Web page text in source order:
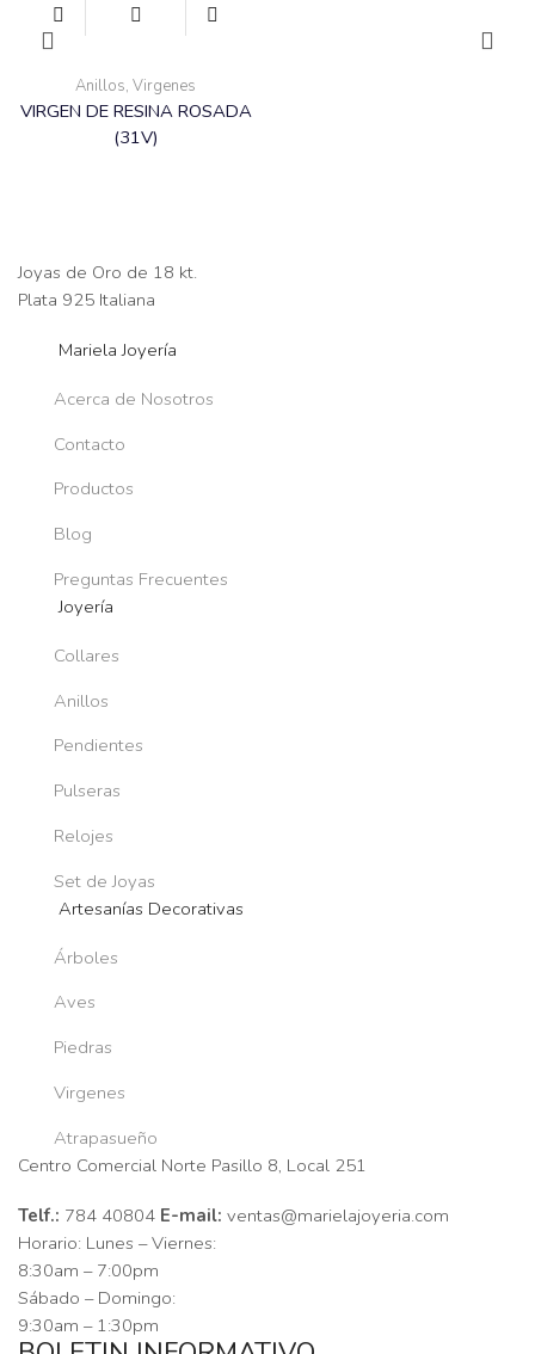
Anillos, Virgenes
VIRGEN DE RESINA ROSADA
(31V)
Joyas de Oro de 18 kt.
Plata 925 Italiana
Mariela Joyería
Acerca de Nosotros
Contacto
Productos
Blog
Preguntas Frecuentes
Joyería
Collares
Anillos
Pendientes
Pulseras
Relojes
Set de Joyas
Artesanías Decorativas
Árboles
Aves
Piedras
Virgenes
Atrapasueño
Centro Comercial Norte Pasillo 8, Local 251
Telf.: 784 40804 E-mail: ventas@marielajoyeria.com
Horario: Lunes – Viernes:
8:30am – 7:00pm
Sábado – Domingo:
9:30am – 1:30pm